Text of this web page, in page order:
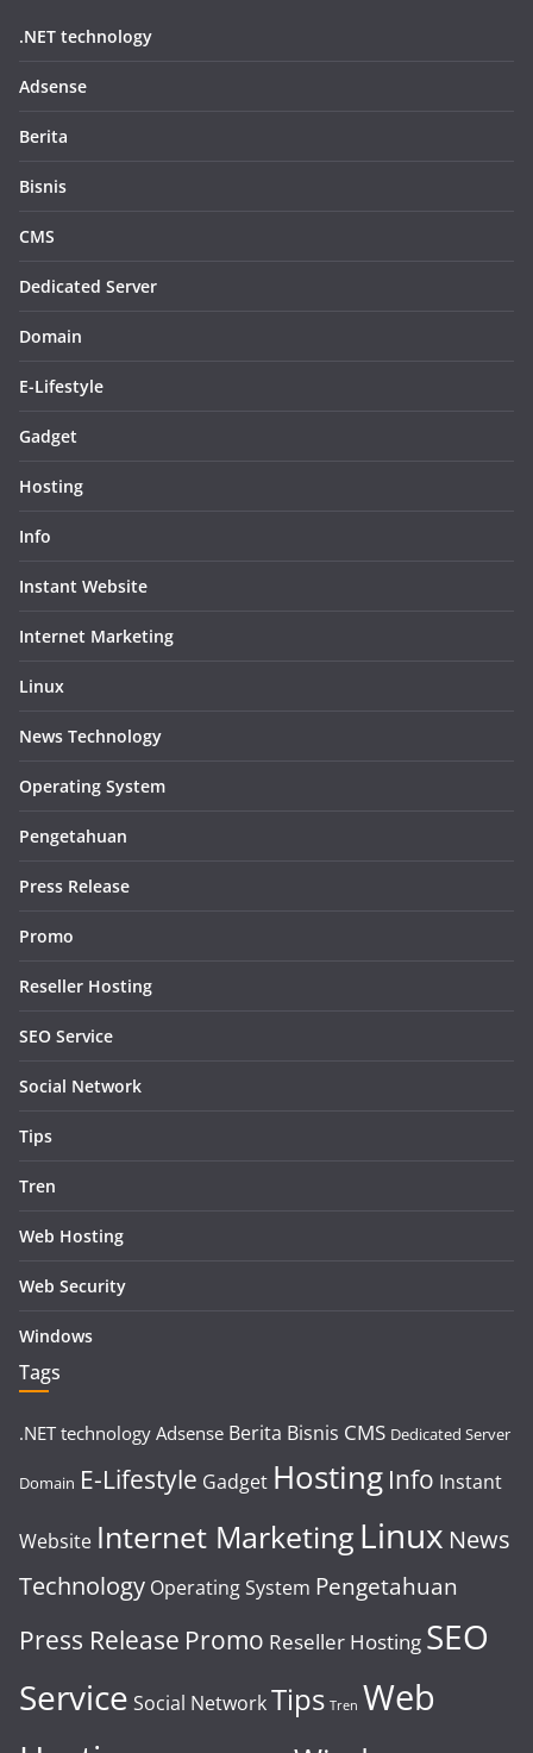
.NET technology
Adsense
Berita
Bisnis
CMS
Dedicated Server
Domain
E-Lifestyle
Gadget
Hosting
Info
Instant Website
Internet Marketing
Linux
News Technology
Operating System
Pengetahuan
Press Release
Promo
Reseller Hosting
SEO Service
Social Network
Tips
Tren
Web Hosting
Web Security
Windows
Tags
.NET technology Adsense Berita Bisnis CMS Dedicated Server
Domain E-Lifestyle Gadget Hosting Info Instant
Website Internet Marketing Linux News
Technology Operating System Pengetahuan
Press Release Promo Reseller Hosting SEO
Service Social NetworkTips Tren Web